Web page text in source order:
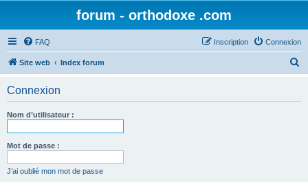
forum - orthodoxe .com
FAQ Connexion
Inscription
Site web Index forum
Connexion
Nom d’utilisateur :
Mot de passe :
J’ai oublié mon mot de passe